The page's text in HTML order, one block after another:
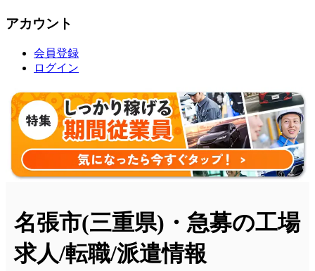
アカウント
会員登録
ログイン
名張市(三重県)・急募の工場
求人/転職/派遣情報